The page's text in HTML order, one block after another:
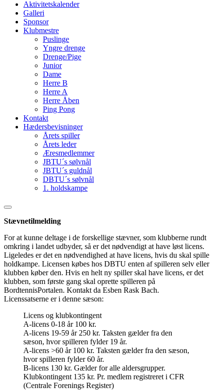
Aktivitetskalender
Galleri
Sponsor
Klubmestre
Puslinge
Yngre drenge
Drenge/Pige
Junior
Dame
Herre B
Herre A
Herre Åben
Ping Pong
Kontakt
Hædersbevisninger
Årets spiller
Årets leder
Æresmedlemmer
JBTU´s sølvnål
JBTU´s guldnål
DBTU´s sølvnål
1. holdskampe
Stævnetilmelding
For at kunne deltage i de forskellige stævner, som klubberne rundt
omkring i landet udbyder, så er det nødvendigt at have løst licens.
Ligeledes er det en nødvendighed at have licens, hvis du skal spille
holdkampe. Licensen købes hos DBTU enten af spilleren selv eller
klubben køber den. Hvis en helt ny spiller skal have licens, er det
klubben, som første gang skal oprette spilleren på
BordtennisPortalen. Kontakt da Esben Rask Bach.
Licenssatserne er i denne sæson:
Licens og klubkontingent
A-licens 0-18 år 100 kr.
A-licens 19-59 år 250 kr. Taksten gælder fra den
sæson, hvor spilleren fylder 19 år.
A-licens >60 år 100 kr. Taksten gælder fra den sæson,
hvor spilleren fylder 60 år.
B-licens 130 kr. Gælder for alle aldersgrupper.
Klubkontingent 135 kr. Pr. medlem registreret i CFR
(Centrale Forenings Register)